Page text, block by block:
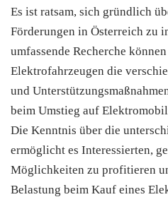
Es ist ratsam, sich gründlich
Förderungen in Österreich zu
umfassende Recherche
Elektrofahrzeugen die
und
beim Umstieg auf
Die Kenntnis über die
ermöglicht es Interessierten,
Möglichkeiten zu profitieren
Belastung beim Kauf eines